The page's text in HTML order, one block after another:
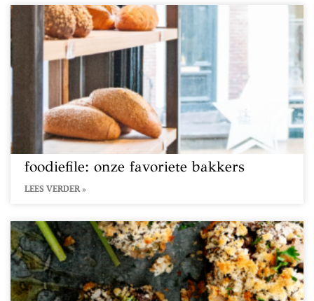
foodiefile: onze favoriete bakkers
LEES VERDER »